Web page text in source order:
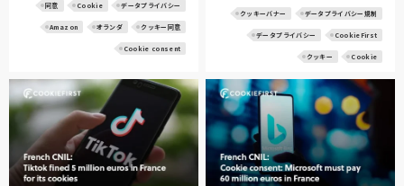
同意 Cookie データプライバシー
Amazon オランダ クッキー同意
Cookie consent
クッキーバナー データプライバシー規制
データプライバシー CookieFirst
クッキー Cookie